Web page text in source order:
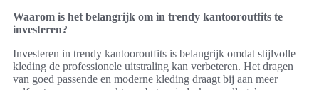
Waarom is het belangrijk om in trendy kantooroutfits te
investeren?
Investeren in trendy kantooroutfits is belangrijk omdat stijlvolle
kleding de professionele uitstraling kan verbeteren. Het dragen
van goed passende en moderne kleding draagt bij aan meer